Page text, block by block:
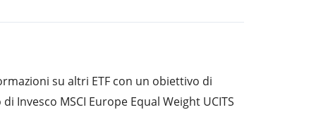
su altri ETF con un obiettivo di
Invesco MSCI Europe Equal Weight UCITS